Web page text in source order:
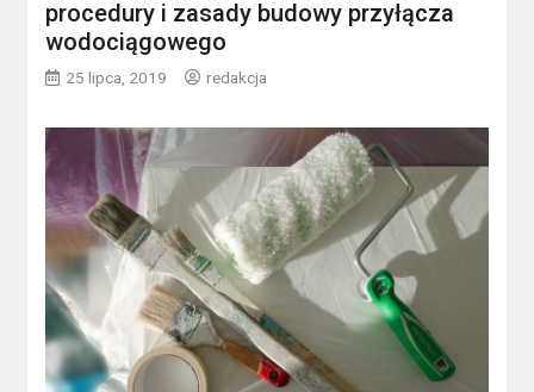
procedury i zasady budowy przyłącza
wodociągowego
25 lipca, 2019 redakcja